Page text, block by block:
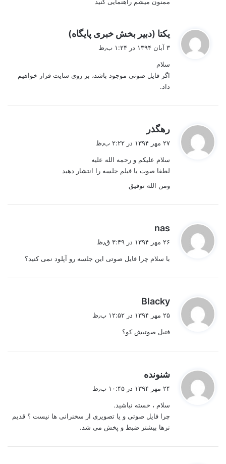
ممنون میشم راهنمایی کنید
یکتا (دبیر بخش خبری پایگاه)
۳ آبان ۱۳۹۴ در ۱:۲۴ ب٫ظ
سلام
اگر فایل صوتی موجود باشد، بر روی سایت قرار خواهیم
داد.
رهگذر
:
۲۷ مهر ۱۳۹۴ در ۲:۲۲ ب٫ظ
سلام علیکم و رحمه الله علیه
لطفا صوت یا فیلم جلسه را انتشار دهید
ومن الله توفیق
nas
:
۲۶ مهر ۱۳۹۴ در ۳:۴۹ ق٫ظ
با سلام چرا فایل صوتی این جلسه رو آپلود نمی کنید؟
Blacky
:
۲۵ مهر ۱۳۹۴ در ۱۲:۵۲ ب٫ظ
فتبل صوتیش کو؟
شنونده
:
۲۴ مهر ۱۳۹۴ در ۱۰:۴۵ ب٫ظ
سلام ، خسته نباشید.
چرا فایل صوتی و یا تصویری از سخنرانی ها نیست ؟ قدیم
ترها بیشتر ضبط و پخش می شد.